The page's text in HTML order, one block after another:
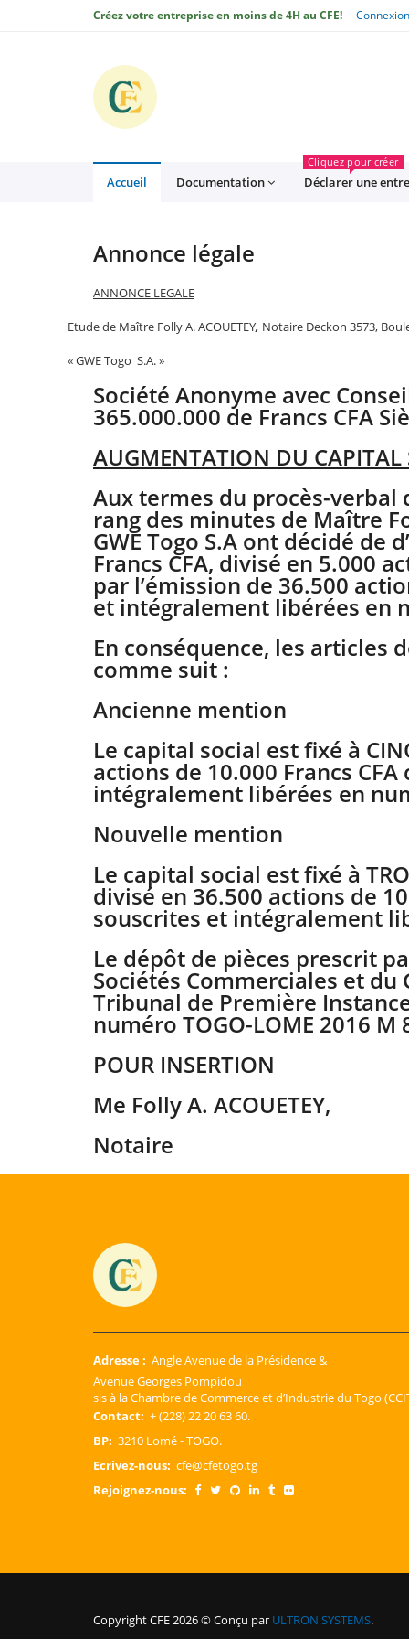
Créez votre entreprise en moins de 4H au CFE! Connexion
Accueil Documentation Déclarer une
Cliquez pour créer
Annonce légale
ANNONCE LEGALE
Etude de Maître Folly A. ACOUETEY, Notaire Deckon 3573,
« GWE Togo S.A. »
Société Anonyme avec
365.000.000 de Francs CFA
AUGMENTATION DU CAPITAL
Aux termes du procès-verbal
rang des minutes de Maître
GWE Togo S.A ont décidé de
Francs CFA, divisé en 5.000
par l’émission de 36.500
et intégralement libérées en
En conséquence, les
comme suit :
Ancienne mention
Le capital social est fixé à
actions de 10.000 Francs
intégralement libérées en
Nouvelle mention
Le capital social est fixé à
divisé en 36.500 actions de
souscrites et intégralement
Le dépôt de pièces prescrit
Sociétés Commerciales et
Tribunal de Première
numéro TOGO-LOME 2016 M
POUR INSERTION
Me Folly A. ACOUETEY,
Notaire
Adresse : Angle Avenue de la Présidence &
Avenue Georges Pompidou
sis à la Chambre de Commerce et d’Industrie du Togo
Contact: + (228) 22 20 63 60.
BP: 3210 Lomé - TOGO.
Ecrivez-nous: cfe@cfetogo.tg
Rejoignez-nous:
Copyright CFE 2026 © Conçu par ULTRON SYSTEMS.